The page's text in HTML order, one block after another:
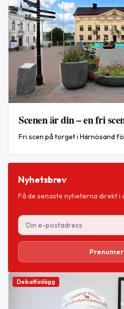
Scenen är din – en fri
Fri scen på torget i Härnösand
Nyhetsbrev
Få de senaste nyheterna direkt i
Debattinlägg